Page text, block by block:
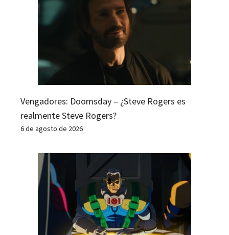
Vengadores: Doomsday – ¿Steve Rogers es
realmente Steve Rogers?
6 de agosto de 2026